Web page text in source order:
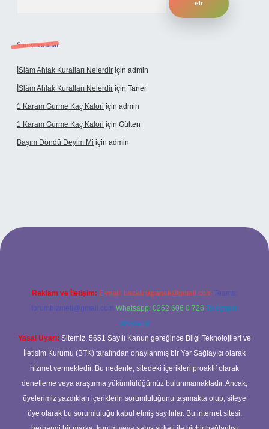
Son yorumlar
İSlâm Ahlak Kuralları Nelerdir için admin
İSlâm Ahlak Kuralları Nelerdir için Taner
1 Karam Gurme Kaç Kalori için admin
1 Karam Gurme Kaç Kalori için Gülten
Başım Döndü Deyim Mi için admin
Reklam ve İletişim: E-mail: backlinkpaneli@gmail.com Teams:
forumhizmeti@gmail.com Whatsapp: 0262 606 0 726 Telegram:
@karabul
Yasal Uyarı: Sitemiz, 5651 Sayılı Kanun gereğince Bilgi Teknolojileri ve
İletişim Kurumu (BTK) tarafından onaylanmış bir Yer Sağlayıcı olarak
hizmet vermektedir. Bu nedenle, sitedeki içerikleri proaktif olarak
denetleme veya araştırma yükümlülüğümüz bulunmamaktadır. Ancak,
üyelerimiz yazdıkları içeriklerin sorumluluğunu taşımakta olup, siteye
üye olarak bu sorumluluğu kabul etmiş sayılırlar. Bu internet sitesi,